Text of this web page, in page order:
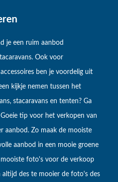
je een ruim aanbod
Ook voor
ben je voordelig uit
kijkje nemen tussen het
stacaravans en tenten? Ga
tip voor het verkopen van
aanbod. Zo maak de mooiste
aanbod in een mooie groene
foto's voor de verkoop
altijd des te mooier de foto's des